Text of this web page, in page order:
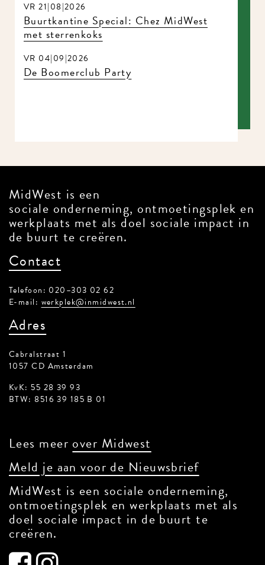
VR 21|08|2026
Buurtkantine Special: Chez MidWest
met sterrenkoks
VR 04|09|2026
De Boomerclub Party
MidWest is een
sociale onderneming, ontmoetingsplek en
werkplaats met als doel sociale impact in
de buurt te creëren.
Contact
Telefoon: 020–303 02 62
E-mail: werkplek@inmidwest.nl
Adres
Cabralstraat 1
1057 CD Amsterdam
KvK: 55 28 39 93
BTW: 8516 39 185 B 01
Lees meer over Midwest
Meld je aan voor de Nieuwsbrief
MidWest is een sociale onderneming,
ontmoetingsplek en werkplaats met als
doel sociale impact in de buurt te
creëren.